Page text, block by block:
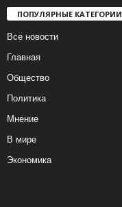
ПОПУЛЯРНЫЕ КАТЕГОРИИ
Все новости
Главная
Общество
Политика
Мнение
В мире
Экономика